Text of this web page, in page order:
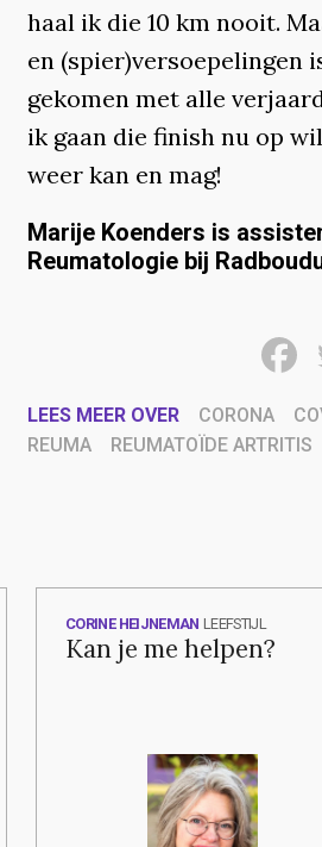
haal ik die 10 km nooit.
en (spier)versoepelingen
gekomen met alle
ik gaan die finish nu op
weer kan en mag!
Marije Koenders is
Reumatologie bij
LEES MEER OVER CORONA
REUMA
REUMATOÏDE ARTRITIS
CORINE HEIJNEMAN LEEFSTIJL
Kan je me helpen?